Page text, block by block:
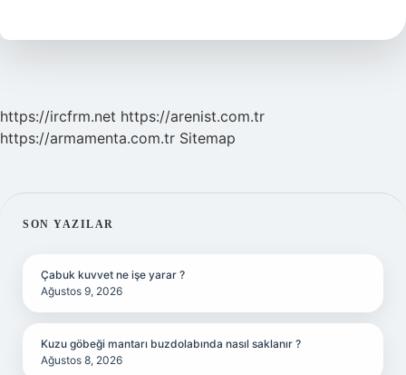
https://ircfrm.net https://arenist.com.tr
https://armamenta.com.tr Sitemap
SIDEBAR
SON YAZILAR
Çabuk kuvvet ne işe yarar ?
Ağustos 9, 2026
Kuzu göbeği mantarı buzdolabında nasıl saklanır ?
Ağustos 8, 2026